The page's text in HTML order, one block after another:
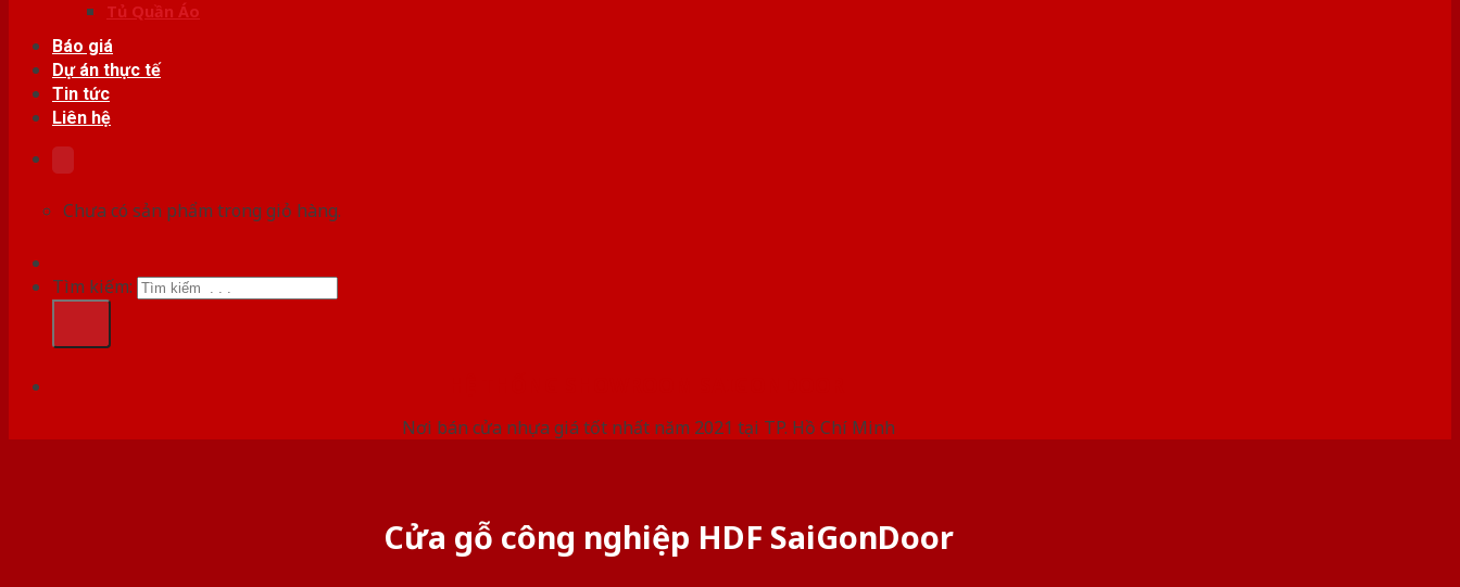
Tủ Quần Áo
Báo giá
Dự án thực tế
Tin tức
Liên hệ
Chưa có sản phẩm trong giỏ hàng.
Tìm kiếm:
Nơi bán cửa nhựa giá tốt nhất năm 2021 tại TP. Hồ Chí Minh
Cửa gỗ công nghiệp HDF SaiGonDoor